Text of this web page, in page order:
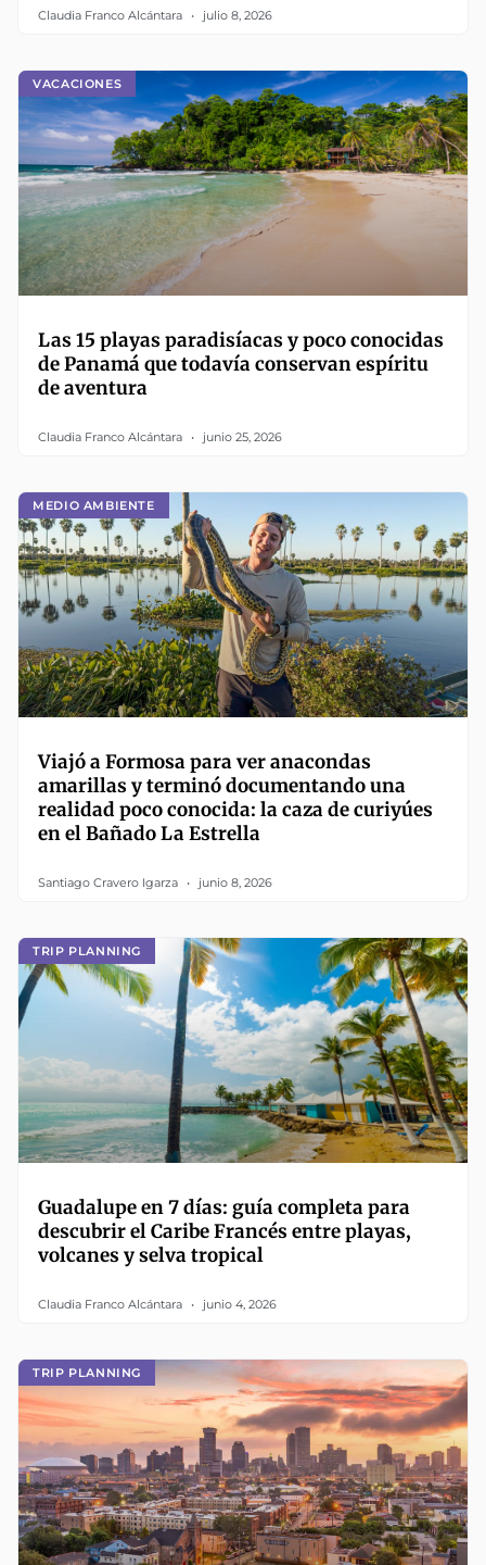
Claudia Franco Alcántara julio 8, 2026
VACACIONES
Las 15 playas paradisíacas y poco conocidas
de Panamá que todavía conservan espíritu
de aventura
Claudia Franco Alcántara junio 25, 2026
MEDIO AMBIENTE
Viajó a Formosa para ver anacondas
amarillas y terminó documentando una
realidad poco conocida: la caza de curiyúes
en el Bañado La Estrella
Santiago Cravero Igarza junio 8, 2026
TRIP PLANNING
Guadalupe en 7 días: guía completa para
descubrir el Caribe Francés entre playas,
volcanes y selva tropical
Claudia Franco Alcántara junio 4, 2026
TRIP PLANNING